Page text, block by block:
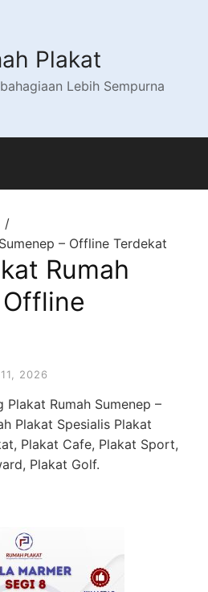
Plakat
Lebih Sempurna
– Offline Terdekat
Rumah
2026
Plakat Rumah Sumenep –
Plakat Spesialis Plakat
Plakat Cafe, Plakat Sport,
Plakat Golf.